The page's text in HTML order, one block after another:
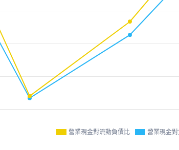
營業現金對流動負債比 營業現金